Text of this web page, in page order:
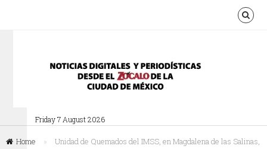
Friday 7 August 2026
Home »
Unidad de Quemados del IMSS, en Magdalena de las Salinas,